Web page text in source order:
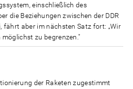
einschließlich des
die Beziehungen zwischen der DDR
fährt aber im nächsten Satz fort: „Wir
zu begrenzen."
der Raketen zugestimmt